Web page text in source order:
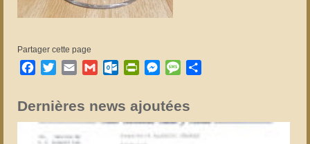
Partager cette page
Facebook
TwitterEmail GmailOutlook.com
PrintFriendly
Messenger
Message
Dernières news ajoutées